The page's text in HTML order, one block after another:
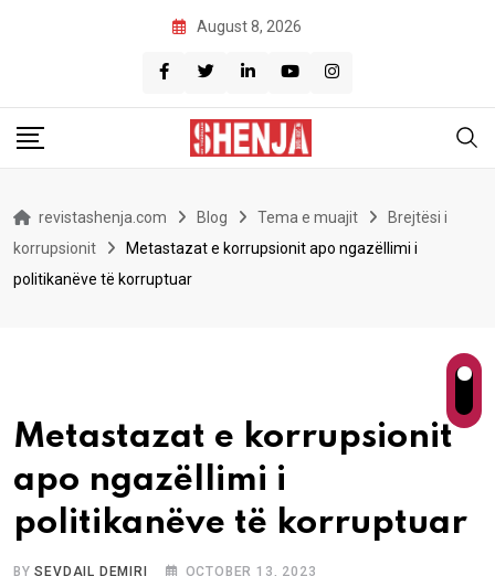
August 8, 2026
revistashenja.com Blog Tema e muajit
Brejtësi i
korrupsionit
Metastazat e korrupsionit apo ngazëllimi i
politikanëve të korruptuar
Metastazat e korrupsionit
apo ngazëllimi i
politikanëve të korruptuar
BYSEVDAIL DEMIRI
OCTOBER 13, 2023